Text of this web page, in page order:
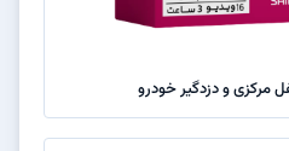
و دزدگیر خودرو